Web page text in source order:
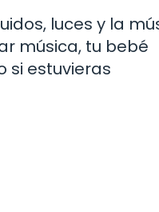
luces y la
música, tu bebé
si estuvieras